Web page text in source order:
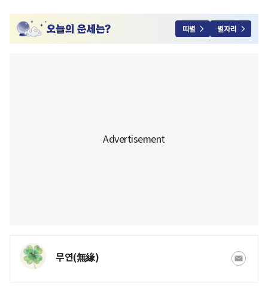
띠별 별자리
무연(無緣)